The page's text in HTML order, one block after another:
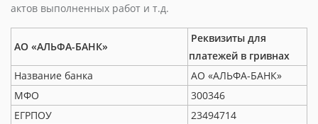
актов выполненных работ и т.д.
АО «АЛЬФА-БАНК»
Реквизиты для
платежей в гривнах
Название банка
АО «АЛЬФА-БАНК»
МФО
300346
ЕГРПОУ
23494714